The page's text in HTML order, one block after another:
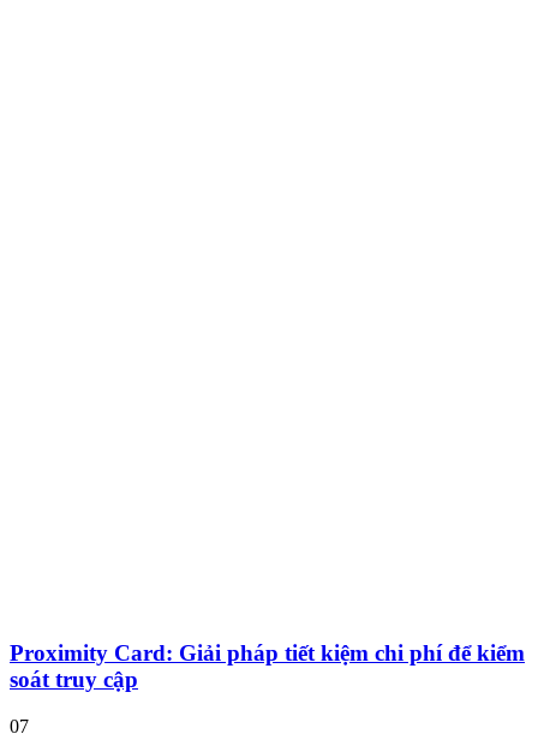
Proximity Card: Giải pháp tiết kiệm chi phí để kiểm
soát truy cập
07